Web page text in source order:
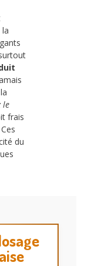
le
frais
du